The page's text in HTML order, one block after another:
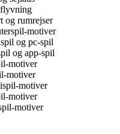
og rumrejser
motiver
og pc-spil
og app-spil
motiver
motiver
motiver
motiver
motiver